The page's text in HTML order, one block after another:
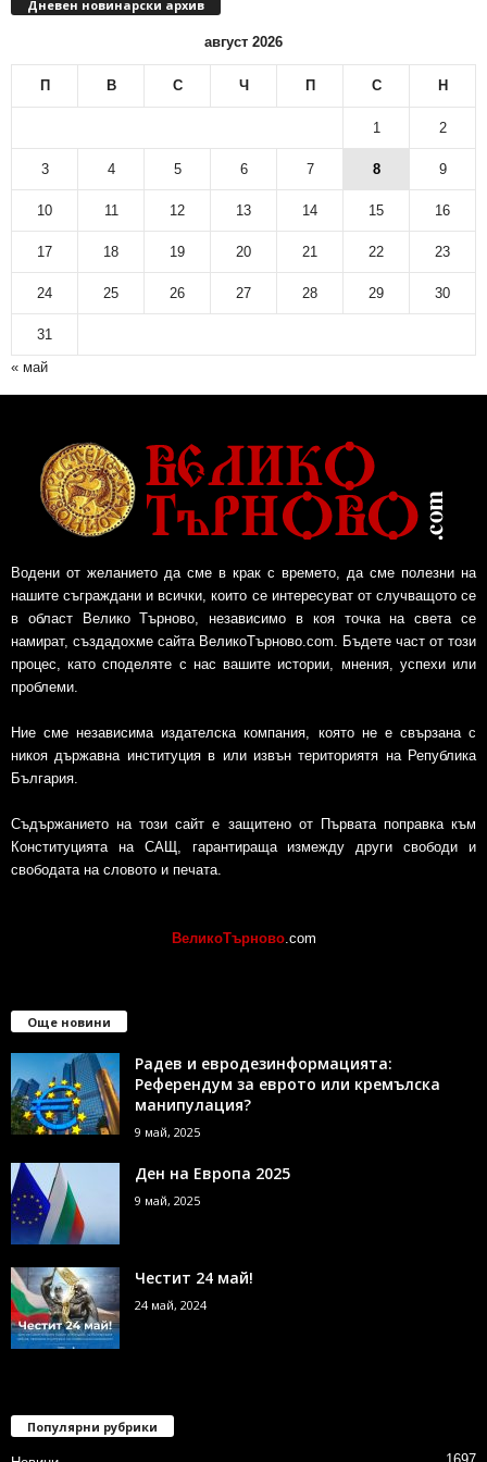
в
а
р
с
к
и
а
Дневен новинарски архив
август 2026
П В С Ч П С Н
1 2
3 4 5 6 7 8 9
10 11 12 13 14 15 16
17 18 19 20 21 22 23
24 25 26 27 28 29 30
31
« май
Водени от желанието да сме в крак с времето, да сме полезни на
нашите съграждани и всички, които се интересуват от случващото се
в област Велико Търново, независимо в коя точка на света се
намират, създадохме сайта ВеликоТърново.com. Бъдете част от този
процес, като споделяте с нас вашите истории, мнения, успехи или
проблеми.
Ние сме независима издателска компания, която не е свързана с
никоя държавна институция в или извън териториятя на Република
България.
Съдържанието на този сайт е защитено от Първата поправка към
Конституцията на САЩ, гарантираща измежду други свободи и
свободата на словото и печата.
ВеликоТърново.com
Още новини
Радев и евродезинформацията:
Референдум за еврото или кремълска
манипулация?
9 май, 2025
Ден на Европа 2025
9 май, 2025
Честит 24 май!
24 май, 2024
Популярни рубрики